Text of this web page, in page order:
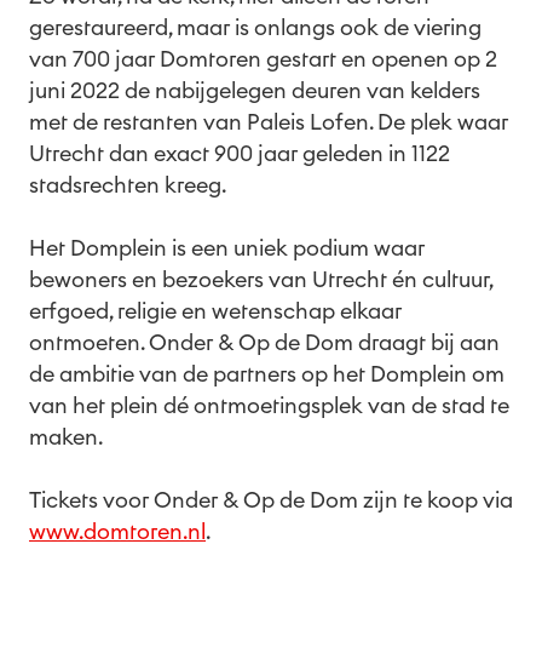
gerestaureerd, maar is onlangs ook de viering
van 700 jaar Domtoren gestart en openen op 2
juni 2022 de nabijgelegen deuren van kelders
met de restanten van Paleis Lofen. De plek waar
Utrecht dan exact 900 jaar geleden in 1122
stadsrechten kreeg.
Het Domplein is een uniek podium waar
bewoners en bezoekers van Utrecht én cultuur,
erfgoed, religie en wetenschap elkaar
ontmoeten. Onder & Op de Dom draagt bij aan
de ambitie van de partners op het Domplein om
van het plein dé ontmoetingsplek van de stad te
maken.
Tickets voor Onder & Op de Dom zijn te koop via
www.domtoren.nl .